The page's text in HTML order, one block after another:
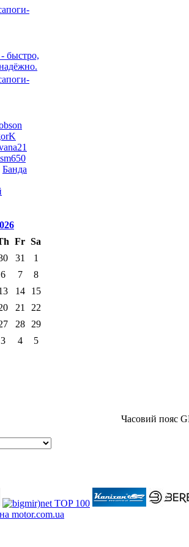
быстро,
Банда
Fr Sa
31
1
6 7
8
14
15
21
22
28
29
3 4 5
Часовий пояс
motor.com.ua